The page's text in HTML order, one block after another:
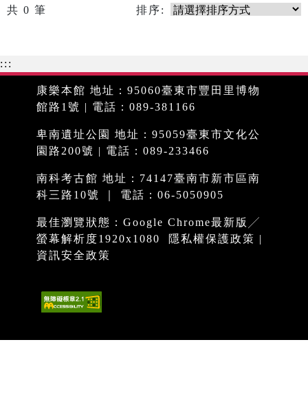
共 0 筆 排序:
:::
康樂本館 地址：95060臺東市豐田里博物
館路1號 | 電話：089-381166
卑南遺址公園 地址：95059臺東市文化公
園路200號 | 電話：089-233466
南科考古館 地址：74147臺南市新市區南
科三路10號 ｜ 電話：06-5050905
最佳瀏覽狀態：Google Chrome最新版╱
螢幕解析度1920x1080
隱私權保護政策 |
資訊安全政策